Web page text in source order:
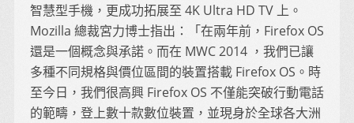
智慧型手機，更成功拓展至 4K Ultra HD TV 上。
Mozilla 總裁宮力博士指出：「在兩年前，Firefox OS
還是一個概念與承諾。而在 MWC 2014 ，我們已讓
多種不同規格與價位區間的裝置搭載 Firefox OS。時
至今日，我們很高興 Firefox OS 不僅能突破行動電話
的範疇，登上數十款數位裝置，並現身於全球各大洲